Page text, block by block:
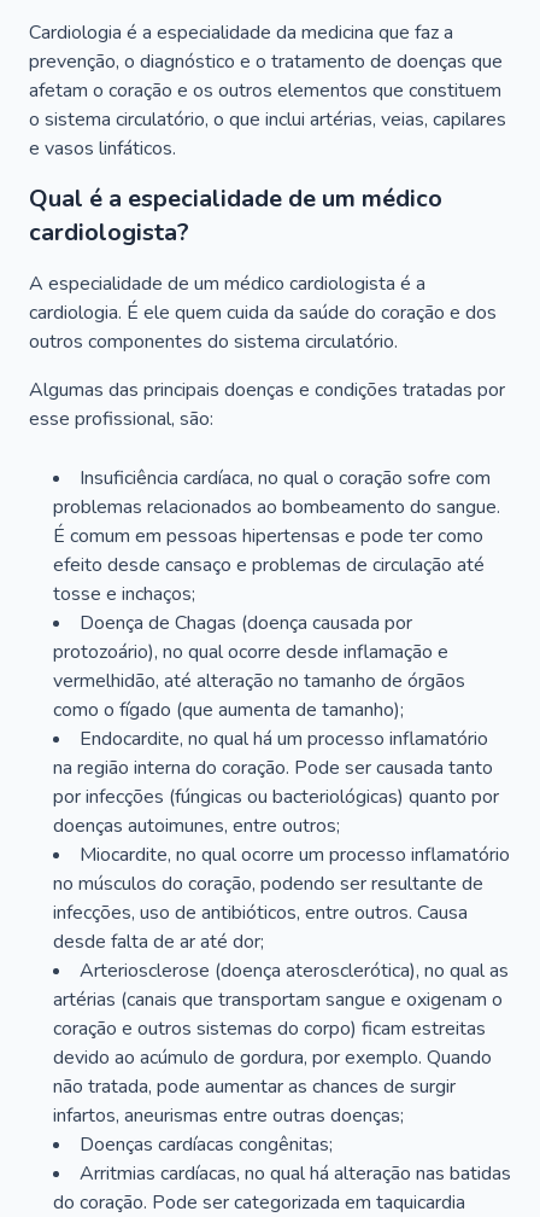
Cardiologia é a especialidade da medicina que faz a
prevenção, o diagnóstico e o tratamento de doenças que
afetam o coração e os outros elementos que constituem
o sistema circulatório, o que inclui artérias, veias, capilares
e vasos linfáticos.
Qual é a especialidade de um médico
cardiologista?
A especialidade de um médico cardiologista é a
cardiologia. É ele quem cuida da saúde do coração e dos
outros componentes do sistema circulatório.
Algumas das principais doenças e condições tratadas por
esse profissional, são:
Insuficiência cardíaca, no qual o coração sofre com
problemas relacionados ao bombeamento do sangue.
É comum em pessoas hipertensas e pode ter como
efeito desde cansaço e problemas de circulação até
tosse e inchaços;
Doença de Chagas (doença causada por
protozoário), no qual ocorre desde inflamação e
vermelhidão, até alteração no tamanho de órgãos
como o fígado (que aumenta de tamanho);
Endocardite, no qual há um processo inflamatório
na região interna do coração. Pode ser causada tanto
por infecções (fúngicas ou bacteriológicas) quanto por
doenças autoimunes, entre outros;
Miocardite, no qual ocorre um processo inflamatório
no músculos do coração, podendo ser resultante de
infecções, uso de antibióticos, entre outros. Causa
desde falta de ar até dor;
Arteriosclerose (doença aterosclerótica), no qual as
artérias (canais que transportam sangue e oxigenam o
coração e outros sistemas do corpo) ficam estreitas
devido ao acúmulo de gordura, por exemplo. Quando
não tratada, pode aumentar as chances de surgir
infartos, aneurismas entre outras doenças;
Doenças cardíacas congênitas;
Arritmias cardíacas, no qual há alteração nas batidas
do coração. Pode ser categorizada em taquicardia